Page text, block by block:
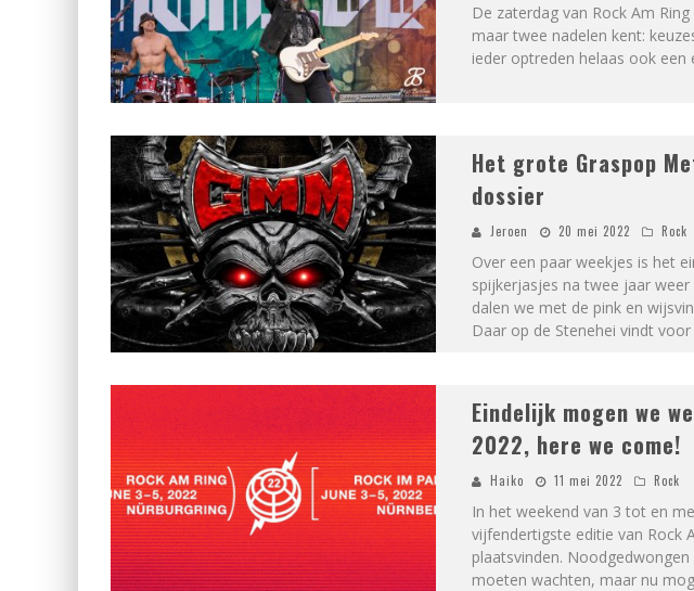
De zaterdag van Rock Am
maar twee nadelen kent:
ieder optreden helaas ook een
Het grote Graspop
dossier
Jeroen 20 mei 2022 Rock
Over een paar weekjes is het
spijkerjasjes na twee jaar
dalen we met de pink en
Daar op de Stenehei vindt voor
Eindelijk mogen we
2022, here we come!
Haiko 11 mei 2022 Rock
In het weekend van 3 tot en
vijfendertigste editie van Rock
plaatsvinden.
moeten wachten, maar nu